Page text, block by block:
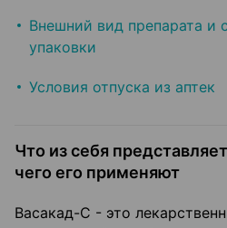
Внешний вид препарата и
упаковки
Условия отпуска из аптек
Что из себя
чего его применяют
Васакад-С - это